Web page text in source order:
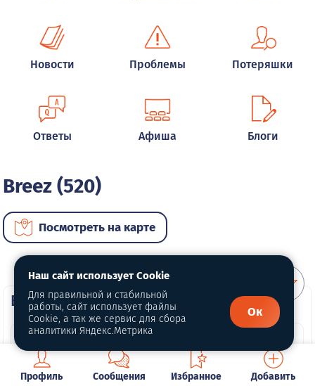
Новости Проблемы Потеряшки
Ответы Афиша Блоги
Breez (520)
Посмотреть на карте
ВИП автомобили
Профиль Сообщения Избранное Добавить
Наш сайт использует Cookie
Для правильной и стабильной
работы, сайт использует файлы
Cookie, а так же сервис для сбора
аналитики Яндекс.Метрика
Ок